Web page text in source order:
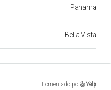
Panama
Bella Vista
Fomentado por Yelp